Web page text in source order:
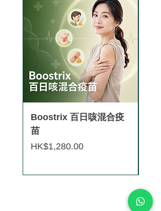
Boostrix 百日咳混合疫
苗
價格
HK$1,280.00